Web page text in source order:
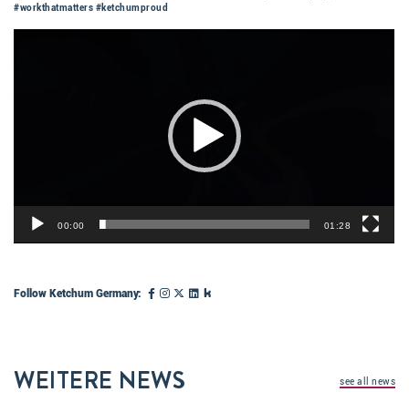
#workthatmatters #ketchumproud
00:00 01:28
Follow Ketchum Germany:
WEITERE NEWS see all news